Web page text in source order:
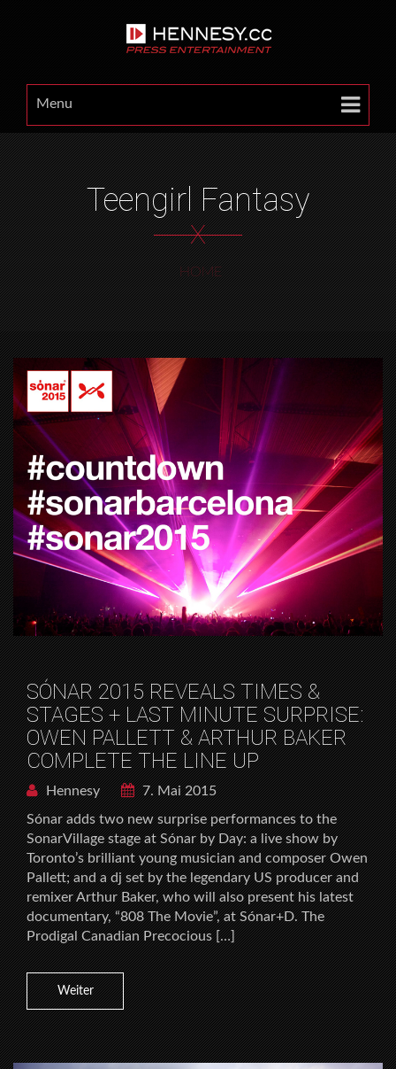
Menu
Teengirl Fantasy
X
HOME
SÓNAR 2015 REVEALS TIMES &
STAGES + LAST MINUTE SURPRISE:
OWEN PALLETT & ARTHUR BAKER
COMPLETE THE LINE UP
Hennesy
7. Mai 2015
Sónar adds two new surprise performances to the
SonarVillage stage at Sónar by Day: a live show by
Toronto’s brilliant young musician and composer Owen
Pallett; and a dj set by the legendary US producer and
remixer Arthur Baker, who will also present his latest
documentary, “808 The Movie”, at Sónar+D. The
Prodigal Canadian Precocious […]
Weiter